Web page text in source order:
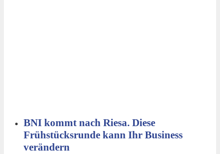
BNI kommt nach Riesa. Diese
Frühstücksrunde kann Ihr Business
verändern